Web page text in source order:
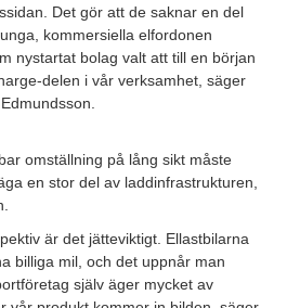
Det gör att de saknar en del
kommersiella elfordonen
nystartat bolag valt att till en början
delen i vår verksamhet, säger
omställning på lång sikt måste
en stor del av laddinfrastrukturen,
är det jätteviktigt. Ellastbilarna
billiga mil, och det uppnår man
själv äger mycket av